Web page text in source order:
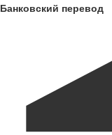
Банковский перевод